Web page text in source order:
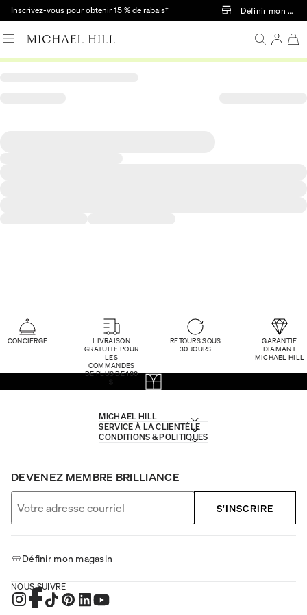
Passer au contenu principal
Inscrivez-vous pour obtenir 15 % de rabais† Définir mon
CONCIERGE
LIVRAISON
GRATUITE POUR
LES
COMMANDES
DE PLUS DE 100
$
RETOURS SOUS
30 JOURS
GARANTIE
DIAMANT
MICHAEL HILL
MICHAEL HILL
SERVICE À LA CLIENTÈLE
CONDITIONS & POLITIQUES
DEVENEZ MEMBRE BRILLIANCE
S'INSCRIRE
Définir mon magasin
NOUS SUIVRE